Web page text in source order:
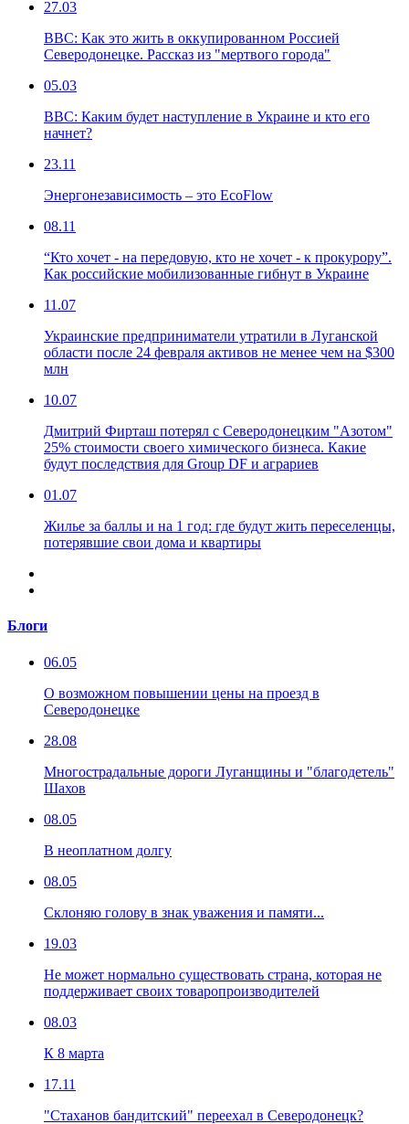
27.03
ВВС: Как это жить в оккупированном Россией
Северодонецке. Рассказ из "мертвого города"
05.03
ВВС: Каким будет наступление в Украине и кто его
начнет?
23.11
Энергонезависимость – это EcoFlow
08.11
“Кто хочет - на передовую, кто не хочет - к прокурору”.
Как российские мобилизованные гибнут в Украине
11.07
Украинские предприниматели утратили в Луганской
области после 24 февраля активов не менее чем на $300
млн
10.07
Дмитрий Фирташ потерял с Северодонецким "Азотом"
25% стоимости своего химического бизнеса. Какие
будут последствия для Group DF и аграриев
01.07
Жилье за баллы и на 1 год: где будут жить переселенцы,
потерявшие свои дома и квартиры
Блоги
06.05
О возможном повышении цены на проезд в
Северодонецке
28.08
Многострадальные дороги Луганщины и "благодетель"
Шахов
08.05
В неоплатном долгу
08.05
Склоняю голову в знак уважения и памяти...
19.03
Не может нормально существовать страна, которая не
поддерживает своих товаропроизводителей
08.03
К 8 марта
17.11
"Стаханов бандитский" переехал в Северодонецк?